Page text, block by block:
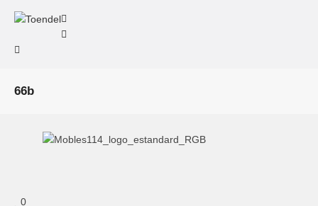
66b
0